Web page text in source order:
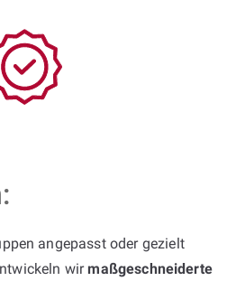
angepasst oder gezielt
wirmaßgeschneiderte